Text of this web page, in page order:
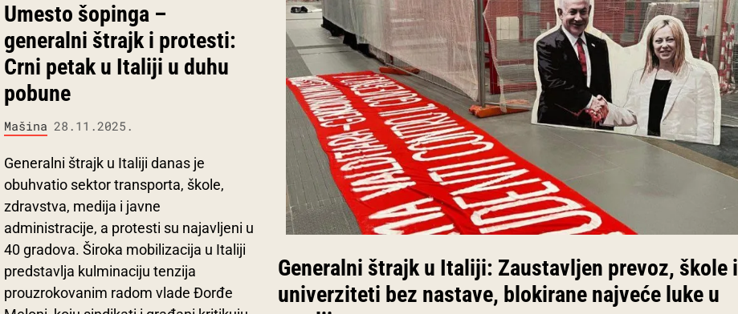
Umesto šopinga –
generalni štrajk i protesti:
Crni petak u Italiji u duhu
pobune
Mašina 28.11.2025.
Generalni štrajk u Italiji danas je
obuhvatio sektor transporta, škole,
zdravstva, medija i javne
administracije, a protesti su najavljeni u
40 gradova. Široka mobilizacija u Italiji
predstavlja kulminaciju tenzija
prouzrokovanim radom vlade Đorđe
Generalni štrajk u Italiji: Zaustavljen prevoz, škole i
univerziteti bez nastave, blokirane najveće luke u